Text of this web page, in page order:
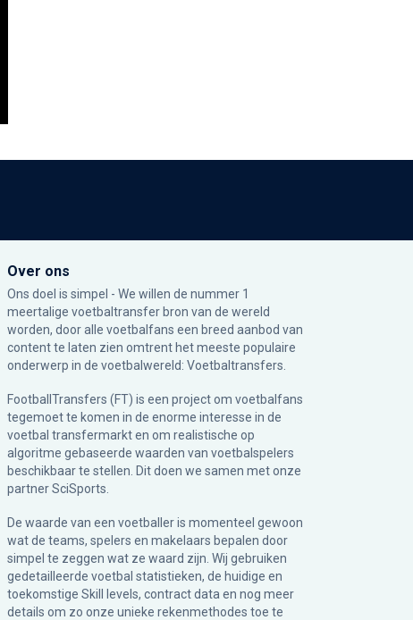
Over ons
Ons doel is simpel - We willen de nummer 1
meertalige voetbaltransfer bron van de wereld
worden, door alle voetbalfans een breed aanbod van
content te laten zien omtrent het meeste populaire
onderwerp in de voetbalwereld: Voetbaltransfers.
FootballTransfers (FT) is een project om voetbalfans
tegemoet te komen in de enorme interesse in de
voetbal transfermarkt en om realistische op
algoritme gebaseerde waarden van voetbalspelers
beschikbaar te stellen. Dit doen we samen met onze
partnerSciSports
De waarde van een voetballer is momenteel gewoon
wat de teams, spelers en makelaars bepalen door
simpel te zeggen wat ze waard zijn. Wij gebruiken
gedetailleerde voetbal statistieken, de huidige en
toekomstige Skill levels, contract data en nog meer
details om zo onze unieke rekenmethodes toe te